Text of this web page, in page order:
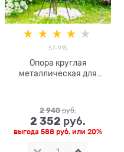
57-915
Опора круглая
металлическая для
2 940 руб.
2 352 руб.
выгода 588 руб. или 20%